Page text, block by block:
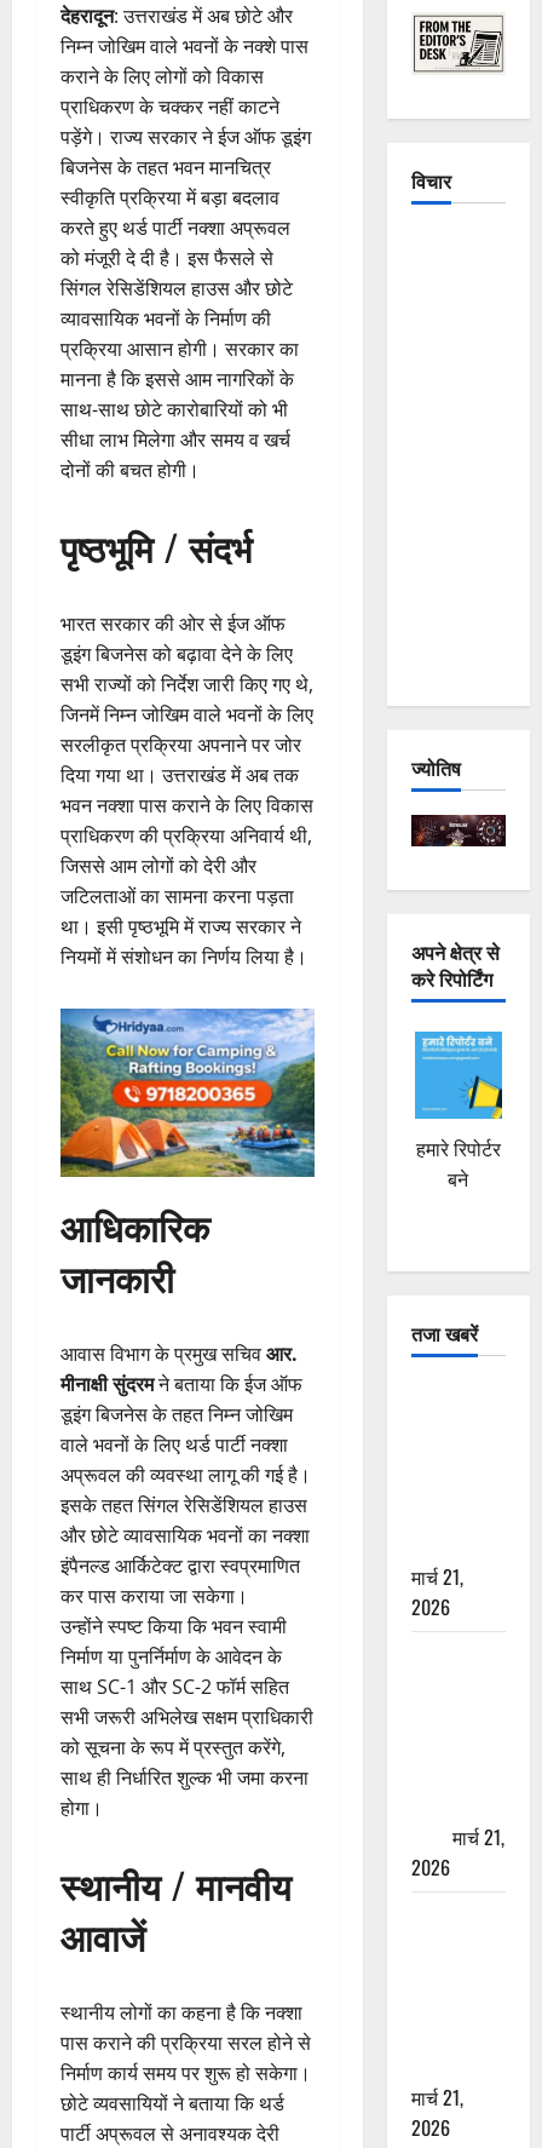
देहरादून: उत्तराखंड में अब छोटे और
निम्न जोखिम वाले भवनों के नक्शे पास
कराने के लिए लोगों को विकास
प्राधिकरण के चक्कर नहीं काटने
पड़ेंगे। राज्य सरकार ने ईज ऑफ डूइंग
बिजनेस के तहत भवन मानचित्र
स्वीकृति प्रक्रिया में बड़ा बदलाव
करते हुए थर्ड पार्टी नक्शा अप्रूवल
को मंजूरी दे दी है। इस फैसले से
सिंगल रेसिडेंशियल हाउस और छोटे
व्यावसायिक भवनों के निर्माण की
प्रक्रिया आसान होगी। सरकार का
मानना है कि इससे आम नागरिकों के
साथ-साथ छोटे कारोबारियों को भी
सीधा लाभ मिलेगा और समय व खर्च
दोनों की बचत होगी।
पृष्ठभूमि / संदर्भ
भारत सरकार की ओर से ईज ऑफ
डूइंग बिजनेस को बढ़ावा देने के लिए
सभी राज्यों को निर्देश जारी किए गए थे,
जिनमें निम्न जोखिम वाले भवनों के लिए
सरलीकृत प्रक्रिया अपनाने पर जोर
दिया गया था। उत्तराखंड में अब तक
भवन नक्शा पास कराने के लिए विकास
प्राधिकरण की प्रक्रिया अनिवार्य थी,
जिससे आम लोगों को देरी और
जटिलताओं का सामना करना पड़ता
था। इसी पृष्ठभूमि में राज्य सरकार ने
नियमों में संशोधन का निर्णय लिया है।
आधिकारिक
जानकारी
आवास विभाग के प्रमुख सचिवआर.
मीनाक्षी सुंदरमने बताया कि ईज ऑफ
डूइंग बिजनेस के तहत निम्न जोखिम
वाले भवनों के लिए थर्ड पार्टी नक्शा
अप्रूवल की व्यवस्था लागू की गई है।
इसके तहत सिंगल रेसिडेंशियल हाउस
और छोटे व्यावसायिक भवनों का नक्शा
इंपैनल्ड आर्किटेक्ट द्वारा स्वप्रमाणित
कर पास कराया जा सकेगा।
उन्होंने स्पष्ट किया कि भवन स्वामी
निर्माण या पुनर्निर्माण के आवेदन के
साथ SC-1 और SC-2 फॉर्म सहित
सभी जरूरी अभिलेख सक्षम प्राधिकारी
को सूचना के रूप में प्रस्तुत करेंगे,
साथ ही निर्धारित शुल्क भी जमा करना
होगा।
स्थानीय / मानवीय
आवाजें
स्थानीय लोगों का कहना है कि नक्शा
पास कराने की प्रक्रिया सरल होने से
निर्माण कार्य समय पर शुरू हो सकेगा।
छोटे व्यवसायियों ने बताया कि थर्ड
पार्टी अप्रूवल से अनावश्यक देरी
विचार
ज्योतिष
अपने क्षेत्र से
करे रिपोर्टिंग
हमारे रिपोर्टर
बने
तजा खबरें
मार्च 21,
2026
मार्च 21,
2026
मार्च 21,
2026